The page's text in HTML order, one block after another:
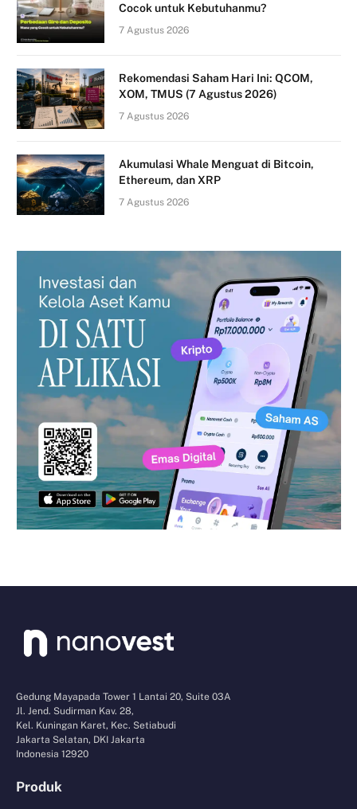
Cocok untuk Kebutuhanmu?
7 Agustus 2026
Rekomendasi Saham Hari Ini: QCOM,
XOM, TMUS (7 Agustus 2026)
7 Agustus 2026
Akumulasi Whale Menguat di Bitcoin,
Ethereum, dan XRP
7 Agustus 2026
Gedung Mayapada Tower 1 Lantai 20, Suite 03A
Jl. Jend. Sudirman Kav. 28,
Kel. Kuningan Karet, Kec. Setiabudi
Jakarta Selatan, DKI Jakarta
Indonesia 12920
Produk